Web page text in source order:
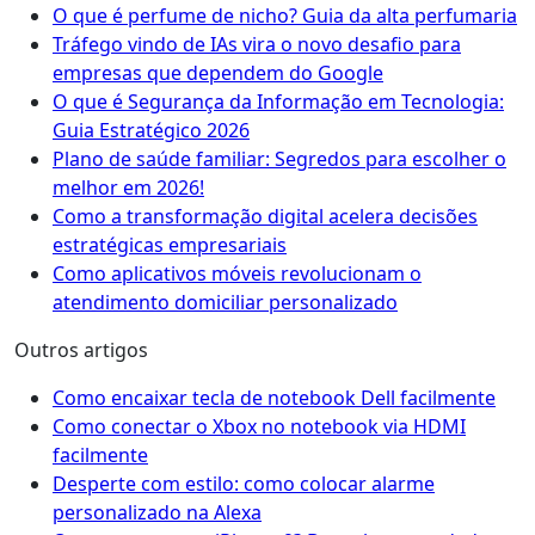
O que é perfume de nicho? Guia da alta perfumaria
Tráfego vindo de IAs vira o novo desafio para
empresas que dependem do Google
O que é Segurança da Informação em Tecnologia:
Guia Estratégico 2026
Plano de saúde familiar: Segredos para escolher o
melhor em 2026!
Como a transformação digital acelera decisões
estratégicas empresariais
Como aplicativos móveis revolucionam o
atendimento domiciliar personalizado
Outros artigos
Como encaixar tecla de notebook Dell facilmente
Como conectar o Xbox no notebook via HDMI
facilmente
Desperte com estilo: como colocar alarme
personalizado na Alexa